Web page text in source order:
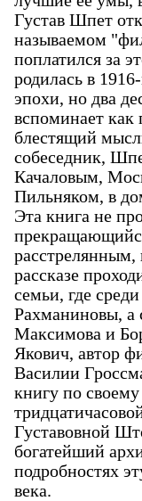
Густав Шпет
называемом
поплатился за
родилась в
эпохи, но два
вспоминает как
блестящий
собеседник,
Качаловым,
Пильняком, в
Эта книга не
расстрелянным,
рассказе
семьи, где
Рахманиновы, а
Максимова и
Якович, автор
Василии
книгу по
Густавовной
богатейший
подробностях
века.